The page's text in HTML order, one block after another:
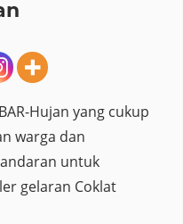
Hujan yang cukup
warga dan
untuk
gelaran Coklat